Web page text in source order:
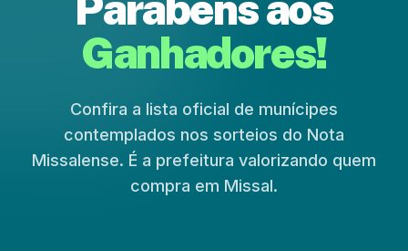
Ganhadores!
Confira a lista oficial de munícipes
contemplados nos sorteios do Nota
Missalense. É a prefeitura valorizando quem
compra em Missal.